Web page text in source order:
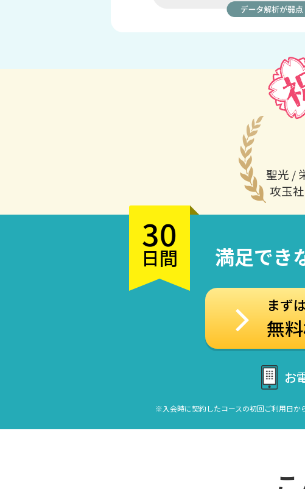
聖光 /
攻玉
30
日間 満足でき
まず
無
お
※入会時に契約したコースの初回ご利用日か